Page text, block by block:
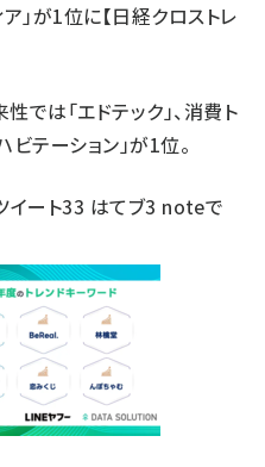
」が1位に【日経クロストレ
では「エドテック」、消費ト
ビテーション」が1位。
イート33 はてブ3 noteで